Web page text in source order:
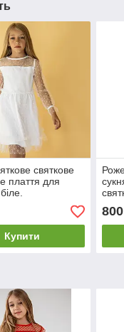
святкове
плаття для
Купити
800